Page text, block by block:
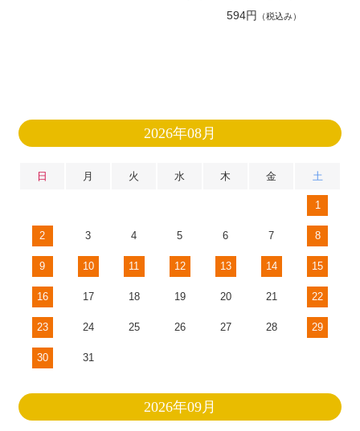
594円
（税込み）
2026年08月
日 月 火 水 木 金 土
1
2 3 4 5 6 7 8
9 10 11 12 13 14 15
16 17 18 19 20 21 22
23 24 25 26 27 28 29
30 31
2026年09月